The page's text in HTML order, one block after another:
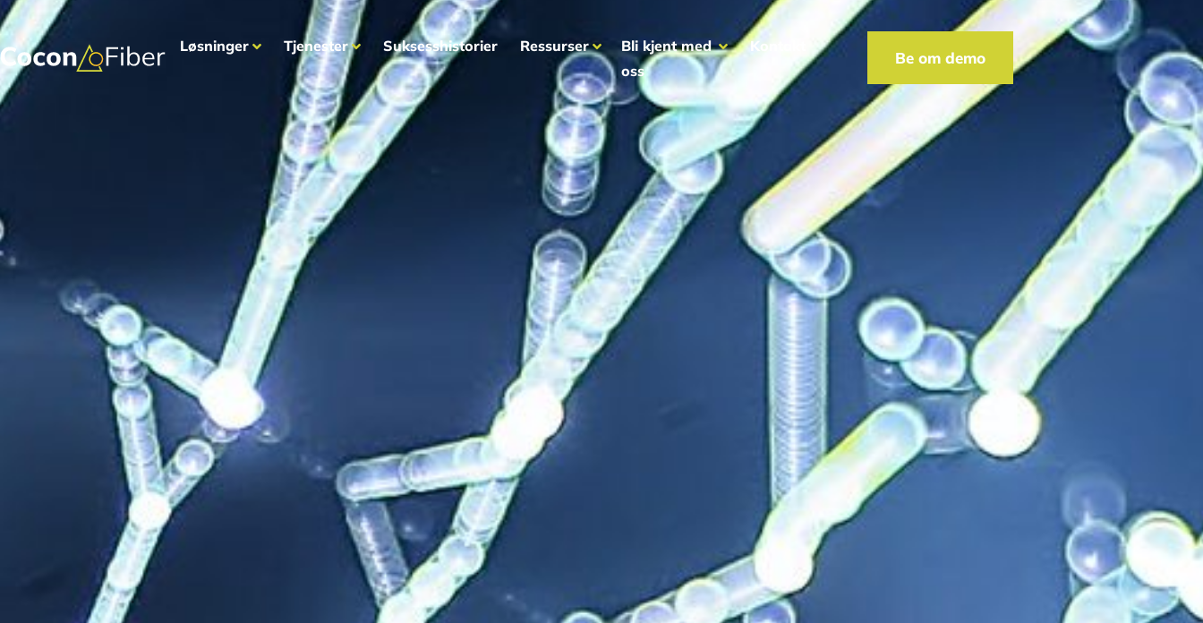
Løsninger Tjenester Suksesshistorier Ressurser
Bli kjent med
oss
Kontakt
Be om demo